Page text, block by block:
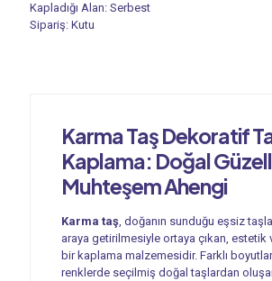
Kapladığı Alan: Serbest
Sipariş: Kutu
Karma Taş Dekoratif
Kaplama: Doğal
Muhteşem Ahengi
Karma taş , doğanın sunduğu eşsiz
araya getirilmesiyle ortaya çıkan, estetik
bir kaplama malzemesidir. Farklı
renklerde seçilmiş doğal taşlardan